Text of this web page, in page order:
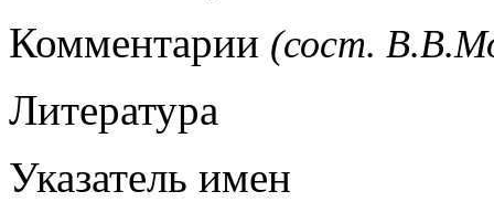
Комментарии (сост.
Литература
Указатель имен